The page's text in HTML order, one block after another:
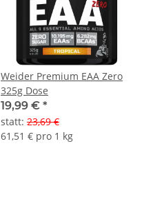
Weider Premium EAA Zero
325g Dose
19,99 € *
statt: 23,69 €
61,51 € pro 1 kg